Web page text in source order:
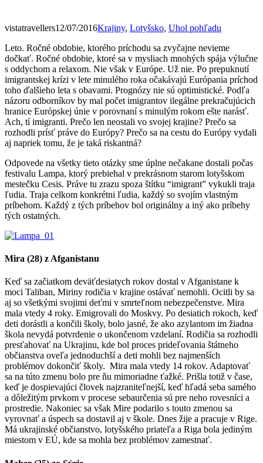
vistatravellers12/07/2016Krajiny, Lotyšsko, Uhol pohľadu
Leto. Ročné obdobie, ktorého príchodu sa zvyčajne nevieme
dočkať. Ročné obdobie, ktoré sa v mysliach mnohých spája výlučne
s oddychom a relaxom. Nie však v Európe. Už nie. Po prepuknutí
imigrantskej krízi v lete minulého roka očakávajú Európania príchod
toho ďalšieho leta s obavami. Prognózy nie sú optimistické. Podľa
názoru odborníkov by mal počet imigrantov ilegálne prekračujúcich
hranice Európskej únie v porovnaní s minulým rokom ešte narásť.
Ach, tí imigranti. Prečo len neostali vo svojej krajine? Prečo sa
rozhodli prísť práve do Európy? Prečo sa na cestu do Európy vydali
aj napriek tomu, že je taká riskantná?
Odpovede na všetky tieto otázky sme úplne nečakane dostali počas
festivalu Lampa, ktorý prebiehal v prekrásnom starom lotyšskom
mestečku Cesis. Práve tu zrazu spoza štítku “imigrant” vykukli traja
ľudia. Traja celkom konkrétni ľudia, každý so svojím vlastným
príbehom. Každý z tých príbehov bol originálny a iný ako príbehy
tých ostatných.
Mira (28) z Afganistanu
Keď sa začiatkom deväťdesiatych rokov dostal v Afganistane k
moci Taliban, Miriny rodičia v krajine ostávať nemohli. Ocitli by sa
aj so všetkými svojimi deťmi v smrteľnom nebezpečenstve. Mira
mala vtedy 4 roky. Emigrovali do Moskvy. Po desiatich rokoch, keď
deti dorástli a končili školy, bolo jasné, že ako azylantom im žiadna
škola nevydá potvrdenie o ukončenom vzdelaní. Rodičia sa rozhodli
presťahovať na Ukrajinu, kde bol proces prideľovania štátneho
občianstva oveľa jednoduchší a deti mohli bez najmenších
problémov dokončiť školy. Mira mala vtedy 14 rokov. Adaptovať
sa na túto zmenu bolo pre ňu mimoriadne ťažké. Prišla totiž v čase,
keď je dospievajúci človek najzraniteľnejší, keď hľadá seba samého
a dôležitým prvkom v procese sebaurčenia sú pre neho rovesníci a
prostredie. Nakoniec sa však Mire podarilo s touto zmenou sa
vyrovnať a úspech sa dostavil aj v škole. Dnes žije a pracuje v Rige.
Má ukrajinské občianstvo, lotyšského priateľa a Riga bola jediným
miestom v EÚ, kde sa mohla bez problémov zamestnať.